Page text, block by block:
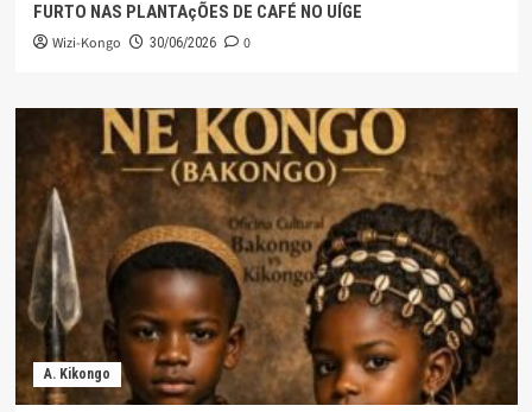
FURTO NAS PLANTAçÕES DE CAFÉ NO UÍGE
Wizi-Kongo 30/06/2026 0
A. Kikongo